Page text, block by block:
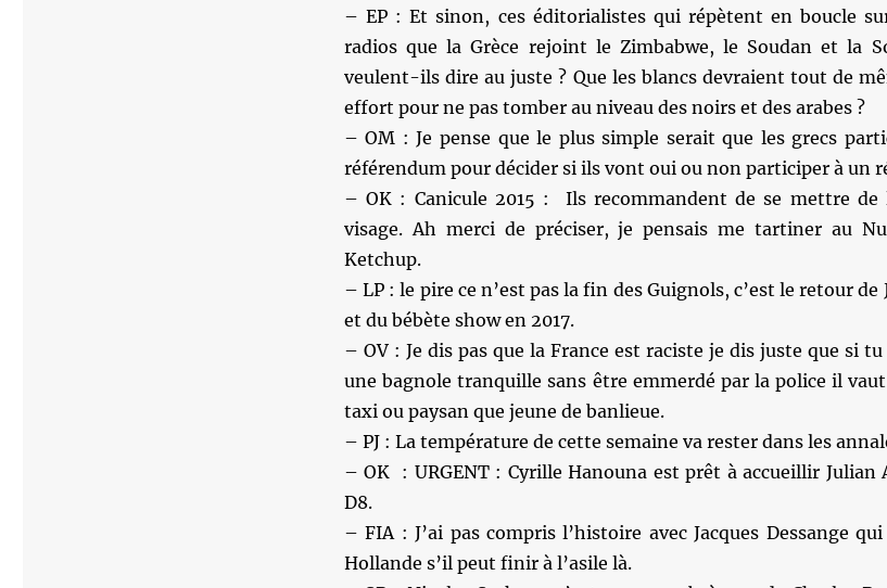
– EP : Et sinon, ces éditorialistes qui répètent en boucle
radios que la Grèce rejoint le Zimbabwe, le Soudan et la
veulent-ils dire au juste ? Que les blancs devraient tout de
effort pour ne pas tomber au niveau des noirs et des arabes ?
– OM : Je pense que le plus simple serait que les grecs
référendum pour décider si ils vont oui ou non participer à un
– OK : Canicule 2015 : Ils recommandent de se mettre de
visage. Ah merci de préciser, je pensais me tartiner au
Ketchup.
– LP : le pire ce n’est pas la fin des Guignols, c’est le retour de
et du bébète show en 2017.
– OV : Je dis pas que la France est raciste je dis juste que si
une bagnole tranquille sans être emmerdé par la police il
taxi ou paysan que jeune de banlieue.
– PJ : La température de cette semaine va rester dans les
– OK : URGENT : Cyrille Hanouna est prêt à accueillir Julian
D8.
– FIA : J’ai pas compris l’histoire avec Jacques Dessange
Hollande s’il peut finir à l’asile là.